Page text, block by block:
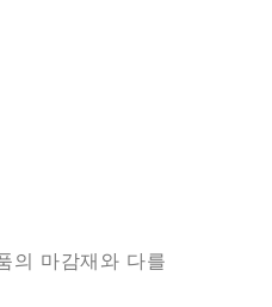
의 마감재와 다를